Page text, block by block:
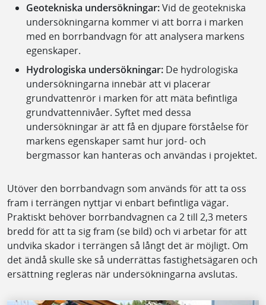
Geotekniska undersökningar:Vid de geotekniska
undersökningarna kommer vi att borra i marken
med en borrbandvagn för att analysera markens
egenskaper.
Hydrologiska undersökningar: De hydrologiska
undersökningarna innebär att vi placerar
grundvattenrör i marken för att mäta befintliga
grundvattennivåer. Syftet med dessa
undersökningar är att få en djupare förståelse för
markens egenskaper samt hur jord- och
bergmassor kan hanteras och användas i projektet.
Utöver den borrbandvagn som används för att ta oss
fram i terrängen nyttjar vi enbart befintliga vägar.
Praktiskt behöver borrbandvagnen ca 2 till 2,3 meters
bredd för att ta sig fram (se bild) och vi arbetar för att
undvika skador i terrängen så långt det är möjligt. Om
det ändå skulle ske så underrättas fastighetsägaren och
ersättning regleras när undersökningarna avslutas.